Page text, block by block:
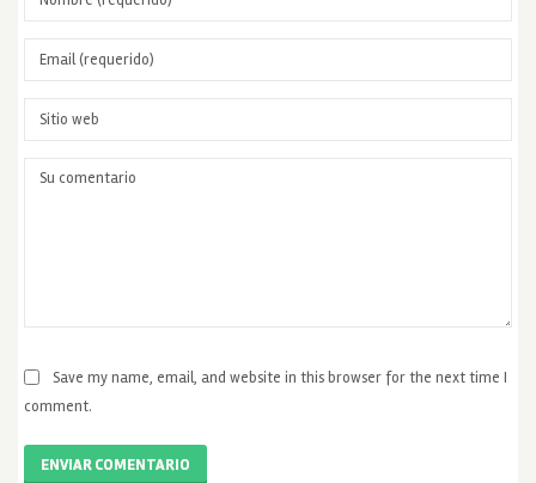
Save my name, email, and website in this browser for the next time I
comment.
ENVIAR COMENTARIO